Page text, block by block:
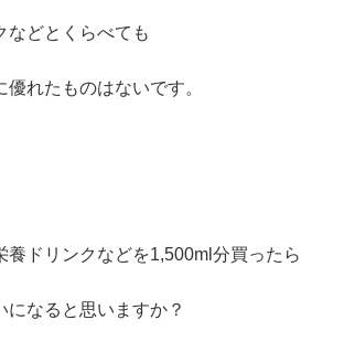
などとくらべても
優れたものはないです。
養ドリンクなどを1,500ml分買ったら
になると思いますか？